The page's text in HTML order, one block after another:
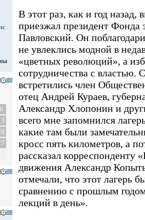
6
В этот раз, как и год назад,
приезжал президент Фонда
Павловский. Он
не увлеклись модной в
«цветных революций», а
сотрудничества с властью.
встретились член
отец Андрей Кураев,
Александр Хлопонин и
всего мне запомнился
какие там были
кросс пять километров, а
рассказал корреспонденту
движения Александр
отмечали, что этот лагерь
сравнению с прошлым
лекций в день».